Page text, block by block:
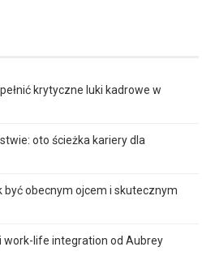
krytyczne luki kadrowe w
oto ścieżka kariery dla
być obecnym ojcem i skutecznym
work-life integration od Aubrey